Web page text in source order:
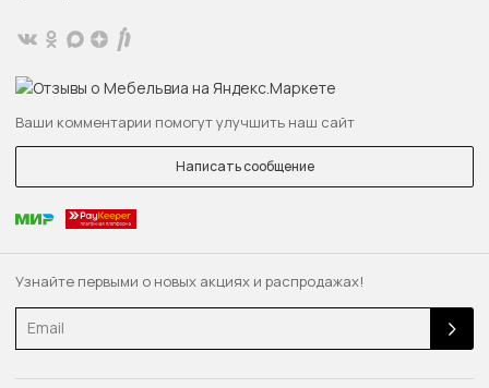
Узнайте первыми о новых акциях и распродажах!
Email
Ваши комментарии помогут улучшить наш сайт
Написать сообщение